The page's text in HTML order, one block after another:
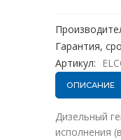
Гарантия,
Артикул:
ОПИСАНИЕ
Дизельный
исполнения